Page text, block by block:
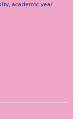
academic year